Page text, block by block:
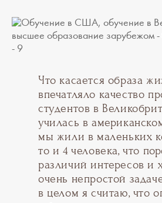
Что касается образа
впечатляло качество
студентов в
училась в
мы жили в маленьких
то и 4 человека, что
различий интересов и
очень непростой
в целом я считаю, что